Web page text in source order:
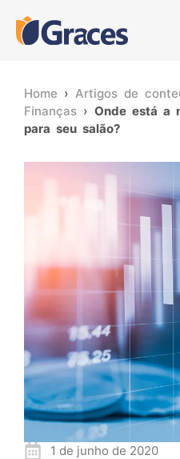
Home › Artigos de
Finanças › Onde está a
para seu salão?
1 de junho de 2020